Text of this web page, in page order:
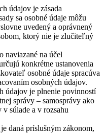
údajov je zásada
sa osobné údaje môžu
uvedený a oprávnený
ktorý nie je zlučiteľný
naviazané na účel
konkrétne ustanovenia
osobné údaje spracúva
osobných údajov.
údajov je plnenie povinností
správy – samosprávy ako
v súlade a v rozsahu
daná príslušným zákonom,